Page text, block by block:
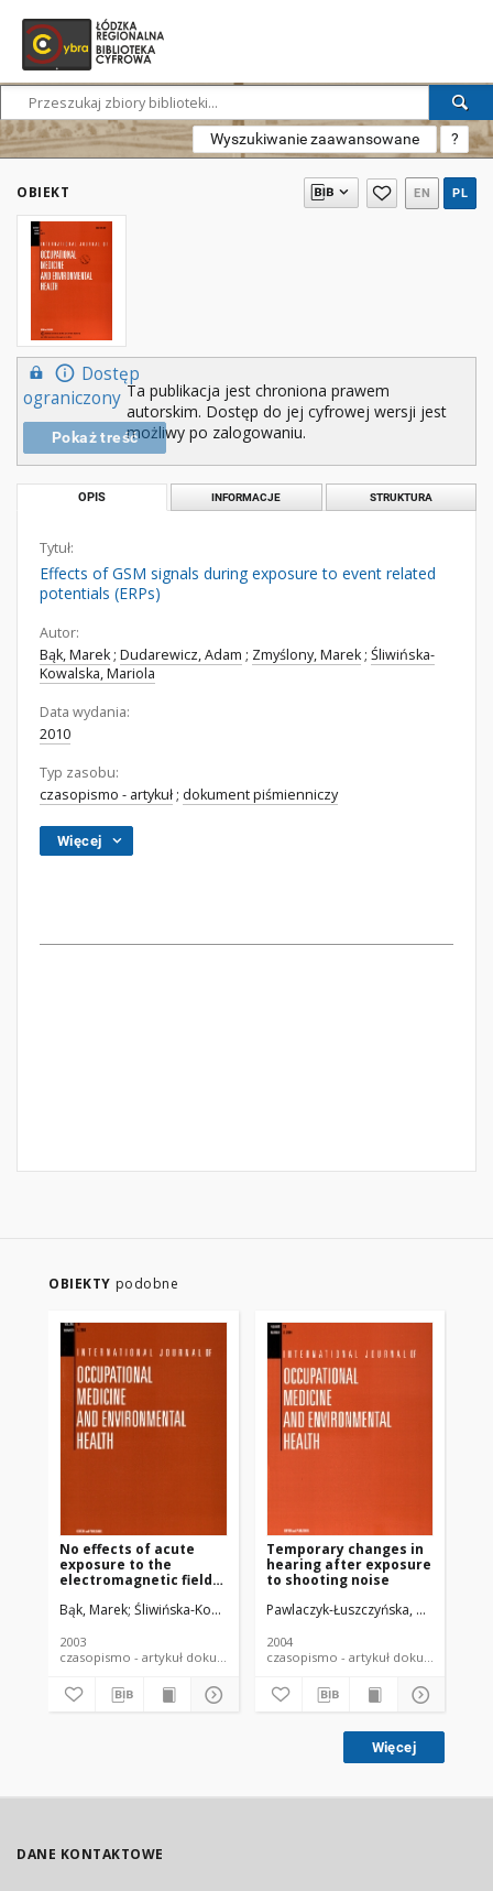
Wyszukiwanie zaawansowane ?
OBIEKT EN PL
Dostęp
ograniczony
Pokaż treść
Ta publikacja jest chroniona prawem
autorskim. Dostęp do jej cyfrowej wersji jest
możliwy po zalogowaniu.
OPIS INFORMACJE STRUKTURA
Tytuł:
Effects of GSM signals during exposure to event related
potentials (ERPs)
Autor:
Bąk, Marek; Dudarewicz, Adam ; Zmyślony, Marek; Śliwińska-
Kowalska, Mariola
Data wydania:
2010
Typ zasobu:
czasopismo - artykuł ; dokument piśmienniczy
Więcej
OBIEKTY podobne
No effects of acute
exposure to the
electromagnetic field
phones on brainstem
young volunteers
Bąk, Marek Śliwińska-Kowalska, Mariola Zmyślony, Marek
2003
czasopismo - artykuł dokument piśmienniczy
Temporary changes in
hearing after exposure
to shooting noise
Pawlaczyk-Łuszczyńska, Małgorzata
2004
czasopismo - artykuł
Więcej
DANE KONTAKTOWE